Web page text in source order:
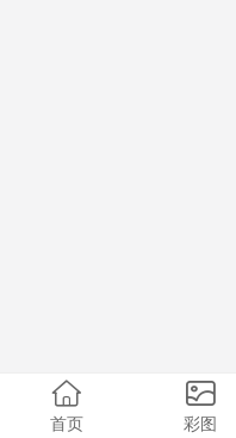
首页 彩图